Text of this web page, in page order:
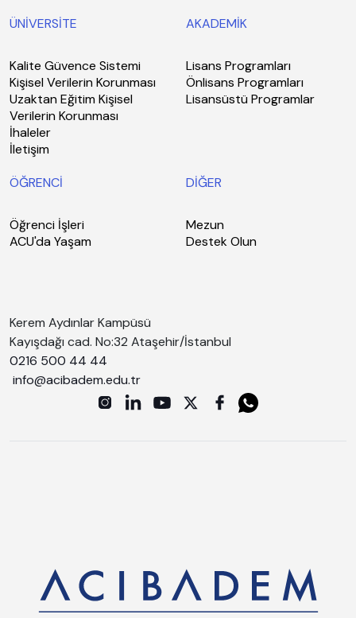
ÜNİVERSİTE
Kalite Güvence Sistemi
Kişisel Verilerin Korunması
Uzaktan Eğitim Kişisel
Verilerin Korunması
İhaleler
İletişim
AKADEMİK
Lisans Programları
Önlisans Programları
Lisansüstü Programlar
ÖĞRENCİ
Öğrenci İşleri
ACU'da Yaşam
DİĞER
Mezun
Destek Olun
Kerem Aydınlar Kampüsü
Kayışdağı cad. No:32 Ataşehir/İstanbul
0216 500 44 44
info@acibadem.edu.tr